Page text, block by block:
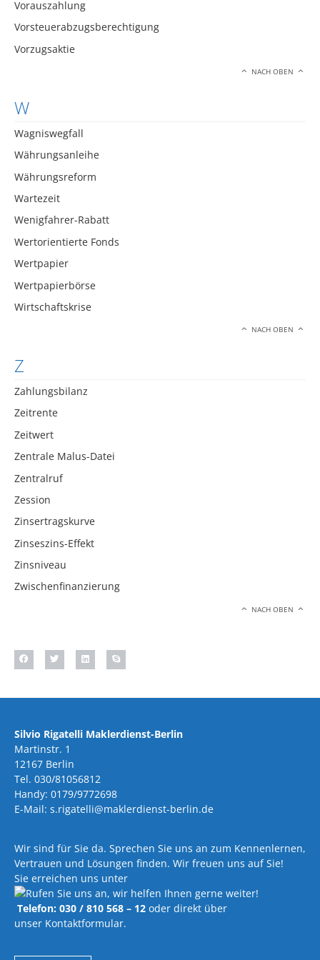
Vorauszahlung
Vorsteuerabzugsberechtigung
Vorzugsaktie
NACH OBEN
W
Wagniswegfall
Währungsanleihe
Währungsreform
Wartezeit
Wenigfahrer-Rabatt
Wertorientierte Fonds
Wertpapier
Wertpapierbörse
Wirtschaftskrise
NACH OBEN
Z
Zahlungsbilanz
Zeitrente
Zeitwert
Zentrale Malus-Datei
Zentralruf
Zession
Zinsertragskurve
Zinseszins-Effekt
Zinsniveau
Zwischenfinanzierung
NACH OBEN
Silvio Rigatelli Maklerdienst-Berlin
Martinstr. 1
12167 Berlin
Tel. 030/81056812
Handy: 0179/9772698
E-Mail: s.rigatelli@maklerdienst-berlin.de
Wir sind für Sie da. Sprechen Sie uns an zum Kennenlernen,
Vertrauen und Lösungen finden. Wir freuen uns auf Sie!
Sie erreichen uns unter
Telefon: 030 / 810 568 – 12 oder direkt über
unser Kontaktformular.